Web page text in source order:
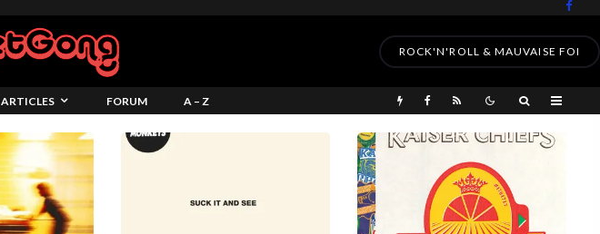
ROCK'N'ROLL & MAUVAISE FOI
ARTICLES FORUM A – Z